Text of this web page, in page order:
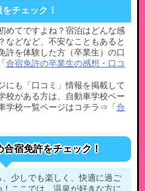
チェック！
めてですよね？宿泊はどんな感
などなど、不安なこともあると
許を体験した方（卒業生）の口
合宿免許の卒業生の感想・口コ
にも「口コミ」情報を掲載して
校がある方は、自動車学校ペー
学校一覧ページはコチラ⇒「合
宿免許をチェック！
少しでも楽しく、快適に過ご
ここでは、温泉が好きな方に